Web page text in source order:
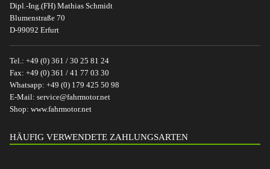
Dipl.-Ing.(FH) Mathias Schmidt
Blumenstraße 70
D-99092 Erfurt
Tel.: +49 (0) 361 / 30 25 81 24
Fax: +49 (0) 361 / 41 77 03 30
Whatsapp: +49 (0) 179 425 50 98
E-Mail: service@fahrmotor.net
Shop: www.fahrmotor.net
HÄUFIG VERWENDETE ZAHLUNGSARTEN